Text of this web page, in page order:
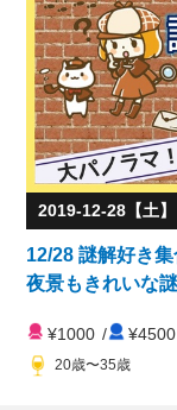
2019-12-28【土】
12/28 謎解好き
夜景もきれいな
¥1000 / ¥4500
20歳〜35歳